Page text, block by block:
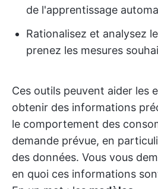
de l'apprentissage
Rationalisez et analysez
prenez les mesures
Ces outils peuvent aider les
obtenir des informations
le comportement des
demande prévue, en
des données. Vous vous
en quoi ces informations